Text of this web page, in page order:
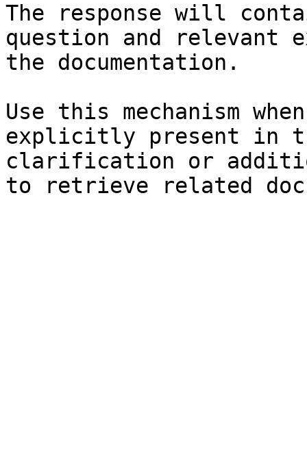
The response will
question and relevant
the documentation.
Use this mechanism
explicitly present in
clarification or